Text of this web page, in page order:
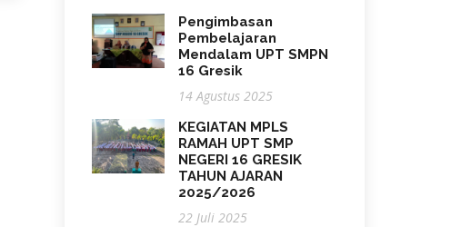
Pengimbasan
Pembelajaran
Mendalam UPT SMPN
16 Gresik
14 Agustus 2025
KEGIATAN MPLS
RAMAH UPT SMP
NEGERI 16 GRESIK
TAHUN AJARAN
2025/2026
22 Juli 2025